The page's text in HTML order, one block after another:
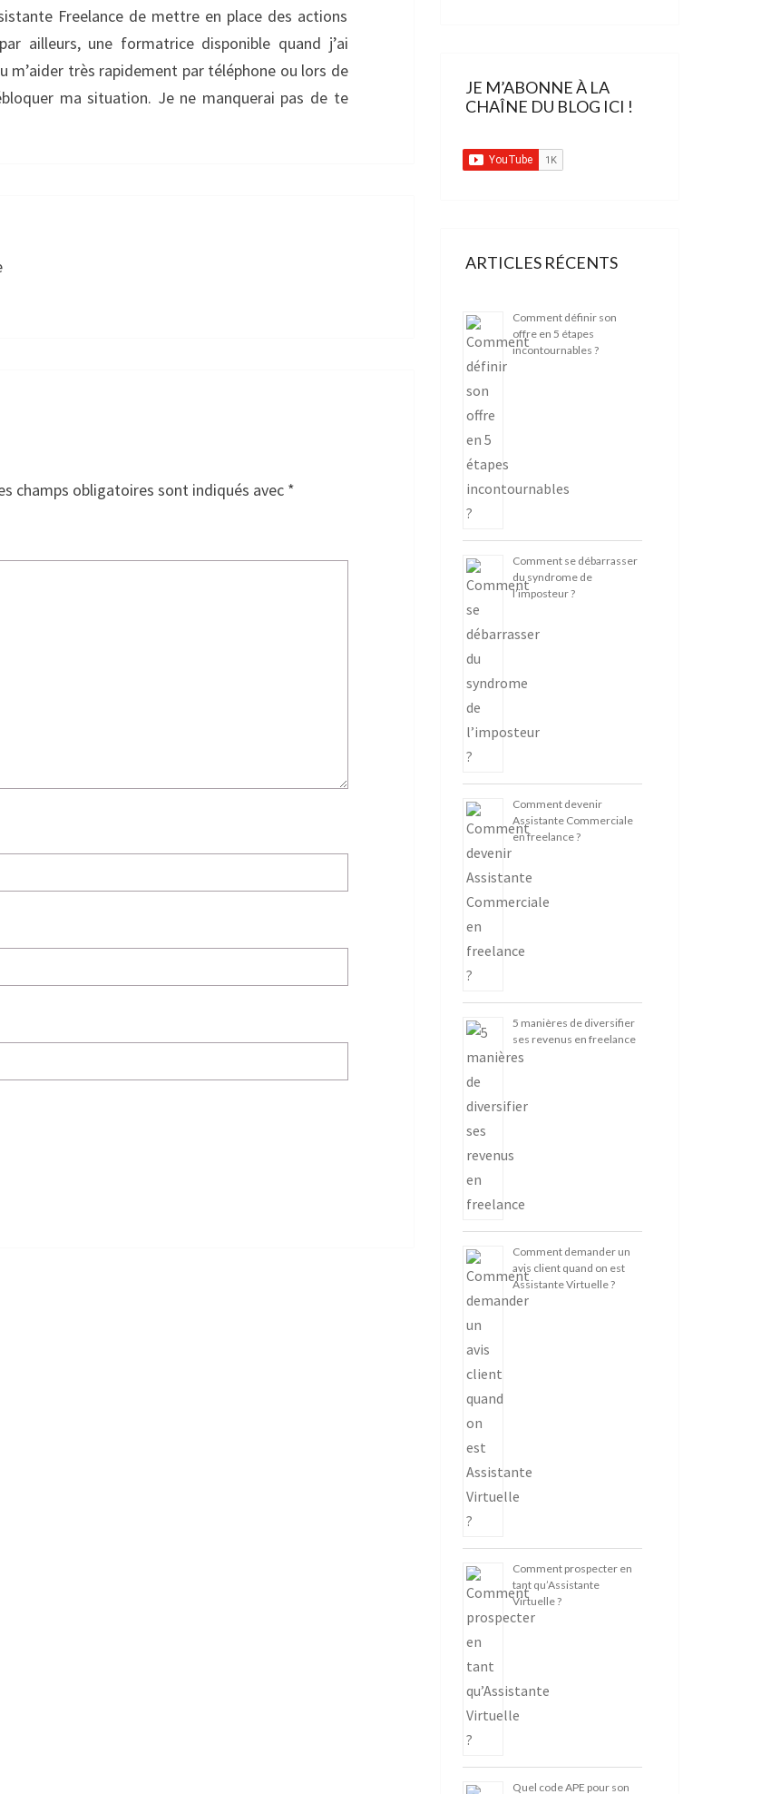
Freelance de mettre en place des actions
ailleurs, une formatrice disponible quand j’ai
m’aider très rapidement par téléphone ou lors de
ma situation. Je ne manquerai pas de te
champs obligatoires sont indiqués avec *
JE M’ABONNE À LA
CHAÎNE DU BLOG ICI !
ARTICLES RÉCENTS
Comment définir son
offre en 5 étapes
incontournables ?
Comment se débarrasser
du syndrome de
l’imposteur ?
Comment devenir
Assistante Commerciale
en freelance ?
5 manières de diversifier
ses revenus en freelance
Comment demander un
avis client quand on est
Assistante Virtuelle ?
Comment prospecter en
tant qu’Assistante
Virtuelle ?
Quel code APE pour son